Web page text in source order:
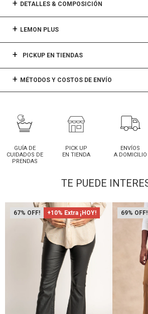
DETALLES & COMPOSICIÓN
LEMON PLUS
PICKUP EN TIENDAS
MÉTODOS Y COSTOS DE ENVÍO
GUÍA DE
CUIDADOS DE
PRENDAS
PICK UP
EN TIENDA
ENVÍOS
A DOMICILIO
TE PUEDE
67 +10% Extra ¡HOY! 69